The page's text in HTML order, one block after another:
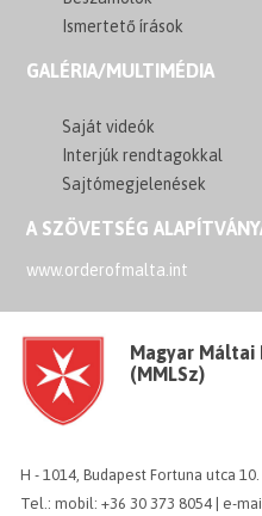
Ismertető írások
GALÉRIA/MULTIMÉDIA
Saját videók
Interjúk rendtagokkal
Sajtómegjelenések
A SZÖVETSÉG
www.orderofmalta.int
Magyar Máltai
(MMLSz)
H - 1014, Budapest Fortuna utca 10.
Tel.: mobil: +36 30 373 8054 | e-